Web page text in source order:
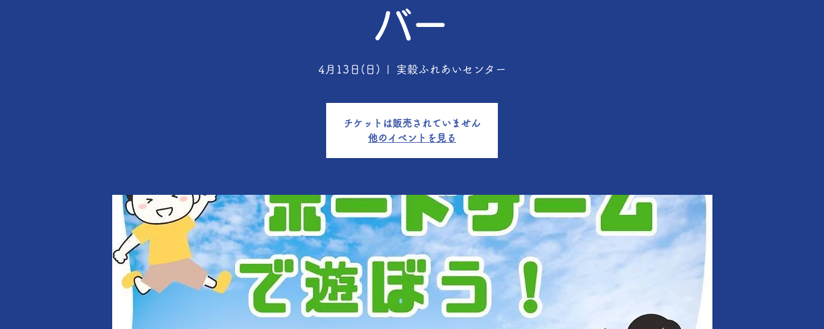
バー
4月13日(日) 実穀ふれあいセンター
チケットは販売されていません
他のイベントを見る